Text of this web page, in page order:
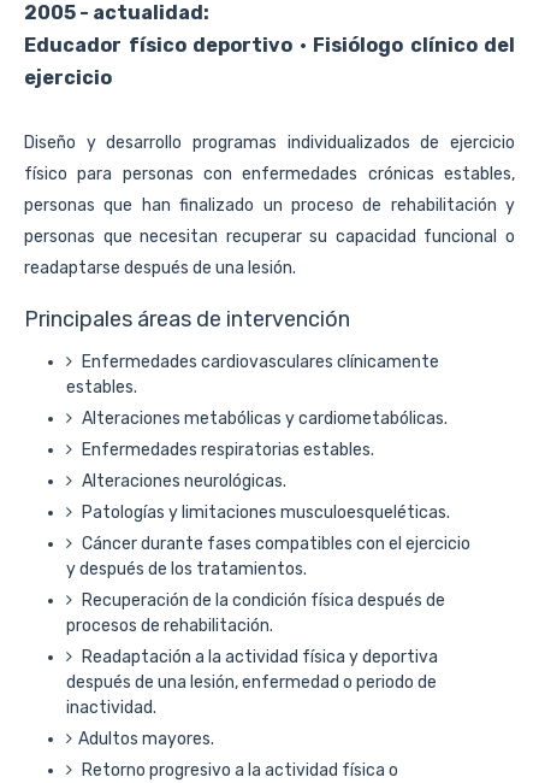
2005 - actualidad:
Educador físico deportivo · Fisiólogo clínico del
ejercicio
Diseño y desarrollo programas individualizados de ejercicio
físico para personas con enfermedades crónicas estables,
personas que han finalizado un proceso de rehabilitación y
personas que necesitan recuperar su capacidad funcional o
readaptarse después de una lesión.
Principales áreas de intervención
Enfermedades cardiovasculares clínicamente
estables.
Alteraciones metabólicas y cardiometabólicas.
Enfermedades respiratorias estables.
Alteraciones neurológicas.
Patologías y limitaciones musculoesqueléticas.
Cáncer durante fases compatibles con el ejercicio
y después de los tratamientos.
Recuperación de la condición física después de
procesos de rehabilitación.
Readaptación a la actividad física y deportiva
después de una lesión, enfermedad o periodo de
inactividad.
Adultos mayores.
Retorno progresivo a la actividad física o